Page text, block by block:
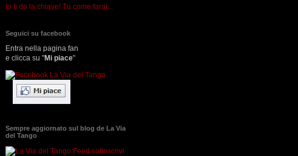
Io ti do la chiave! Tu come farai...
Seguici su facebook
Entra nella pagina fan
e clicca su "Mi piace"
Sempre aggiornato sul blog de La Via
del Tango
sottoscrivi